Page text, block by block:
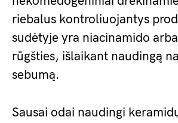
riebalus kontroliuojantys
sudėtyje yra niacinamido
rūgšties, išlaikant naudingą
sebumą.
Sausai odai naudingi